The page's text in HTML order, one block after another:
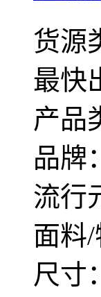
货源
最快
产品
品牌
流行
面料
尺寸：